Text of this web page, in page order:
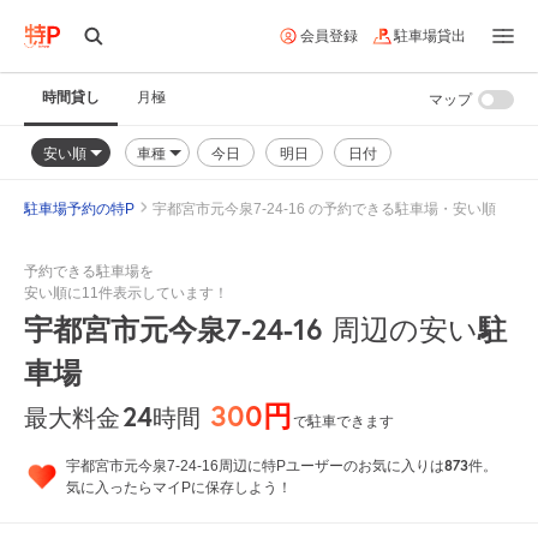
会員登録 駐車場貸出
時間貸し 月極
安い順 車種 今日 明日 日付
マップ
駐車場予約の特P 宇都宮市元今泉7-24-16 の予約できる駐車場・安い順
予約できる駐車場を
安い順に11件表示しています！
宇都宮市元今泉7-24-16 周辺の安い駐
車場
最大料金24時間 300円で駐車できます
宇都宮市元今泉7-24-16周辺に特Pユーザーのお気に入りは873件。
気に入ったらマイPに保存しよう！